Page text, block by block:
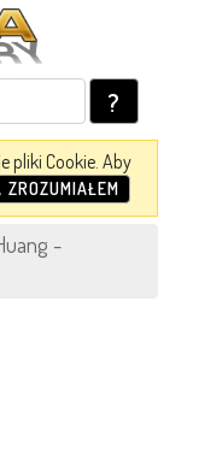
?
pliki Cookie. Aby
ZROZUMIAŁEM
-